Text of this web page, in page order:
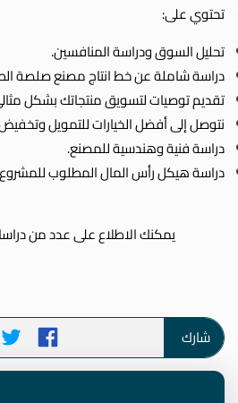
تحتوي على:
تحليل السوق ودراسة المنافسين.
دراسة شاملة عن خط انتاج مصنع صلصة
تقديم توصيات لتسويق منتجاتك بشكل
نتوصل إلى أفضل الخيارات للتمويل
دراسة فنية وهندسية للمصنع.
دراسة هيكل رأس المال المطلوب
يمكنك الاطلاع على عدد من
شارك